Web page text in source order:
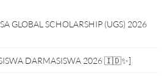
GLOBAL SCHOLARSHIP (UGS) 2026
DARMASISWA 2026 🇮🇩✨]